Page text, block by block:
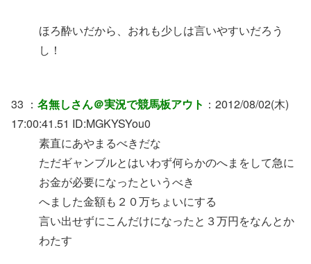
ほろ酔いだから、おれも少しは言いやすいだろう
し！
33 ： 名無しさん＠実況で競馬板アウト ：2012/08/02(木)
17:00:41.51 ID:MGKYSYou0
素直にあやまるべきだな
ただギャンブルとはいわず何らかのへまをして急に
お金が必要になったというべき
へました金額も２０万ちょいにする
言い出せずにこんだけになったと３万円をなんとか
わたす